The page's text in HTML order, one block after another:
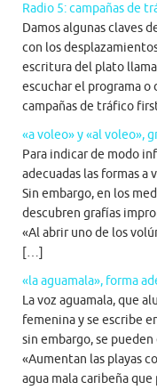
Radio 5: campañas de
Damos algunas claves
con los
escritura del plato
escuchar el programa o
campañas de tráfico
«a voleo» y «al voleo»,
Para indicar de modo
adecuadas las formas a
Sin embargo, en los
descubren grafías
«Al abrir uno de los
[…]
«la aguamala», forma
La voz aguamala, que
femenina y se escribe
sin embargo, se
«Aumentan las playas
agua mala caribeña